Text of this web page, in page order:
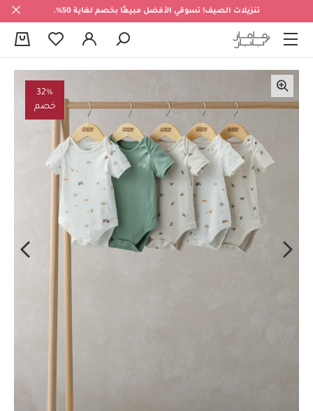
تنزيلات الصيف! تسوقي الأفضل مبيعًا بخصم لغاية 50%.
32%
خصم